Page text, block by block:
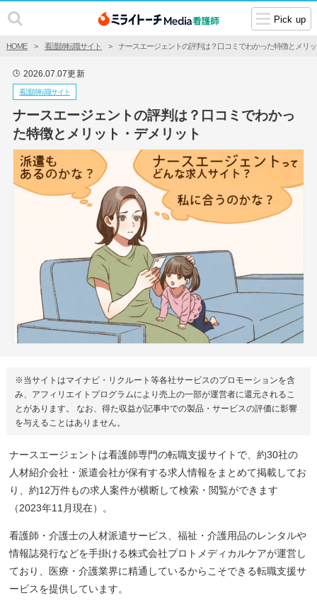
Pick up
🕒 2026.07.07更新
看護師転職サイト
ナースエージェントの評判は？口コミでわかっ
た特徴とメリット・デメリット
※当サイトはマイナビ・リクルート等各社サービスのプロモーションを含
み、アフィリエイトプログラムにより売上の一部が運営者に還元されるこ
とがあります。 なお、得た収益が記事中での製品・サービスの評価に影響
を与えることはありません。
ナースエージェントは看護師専門の転職支援サイトで、約30社の
人材紹介会社・派遣会社が保有する求人情報をまとめて掲載してお
り、約12万件もの求人案件が横断して検索・閲覧ができます
（2023年11月現在）。
看護師・介護士の人材派遣サービス、福祉・介護用品のレンタルや
情報誌発行などを手掛ける株式会社プロトメディカルケアが運営し
ており、医療・介護業界に精通しているからこそできる転職支援サ
ービスを提供しています。
HOME 看護師転職サイト ナースエージェントの評判は？口コミでわかった特徴とメリ